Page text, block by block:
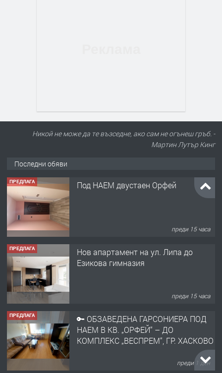
Никой не може да те възседне, ако сам не огънеш гръб. -
Мартин Лутър Кинг
Последни обяви
ПРЕДЛАГА Под НАЕМ двустаен Орфей
преди 15 часа
ПРЕДЛАГА
Нов апартамент на ул. Липа до
Езикова гимназия
преди 15 часа
ПРЕДЛАГА
🔑 ОБЗАВЕДЕНА ГАРСОНИЕРА ПОД
НАЕМ В КВ. „ОРФЕЙ“ – ДО
КОМПЛЕКС „ВЕСПРЕМ“, ГР. ХАСКОВО
преди 1 ден